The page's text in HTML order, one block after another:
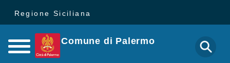
Regione Siciliana
Comune di Palermo